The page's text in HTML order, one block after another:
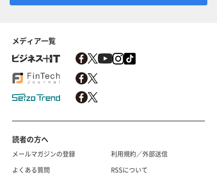
メディア一覧
読者の方へ
メールマガジンの登録
よくある質問
利用規約／外部送信
RSSについて